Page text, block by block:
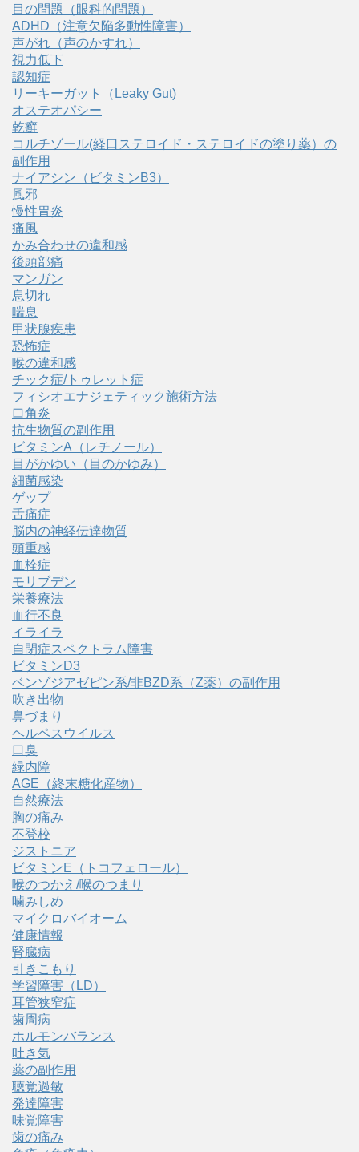
目の問題（眼科的問題）
ADHD（注意欠陥多動性障害）
声がれ（声のかすれ）
視力低下
認知症
リーキーガット（Leaky Gut)
オステオパシー
乾癬
コルチゾール(経口ステロイド・ステロイドの塗り薬）の
副作用
ナイアシン（ビタミンB3）
風邪
慢性胃炎
痛風
かみ合わせの違和感
後頭部痛
マンガン
息切れ
喘息
甲状腺疾患
恐怖症
喉の違和感
チック症/トゥレット症
フィシオエナジェティック施術方法
口角炎
抗生物質の副作用
ビタミンA（レチノール）
目がかゆい（目のかゆみ）
細菌感染
ゲップ
舌痛症
脳内の神経伝達物質
頭重感
血栓症
モリブデン
栄養療法
血行不良
イライラ
自閉症スペクトラム障害
ビタミンD3
ベンゾジアゼピン系/非BZD系（Z薬）の副作用
吹き出物
鼻づまり
ヘルペスウイルス
口臭
緑内障
AGE（終末糖化産物）
自然療法
胸の痛み
不登校
ジストニア
ビタミンE（トコフェロール）
喉のつかえ/喉のつまり
噛みしめ
マイクロバイオーム
健康情報
腎臓病
引きこもり
学習障害（LD）
耳管狭窄症
歯周病
ホルモンバランス
吐き気
薬の副作用
聴覚過敏
発達障害
味覚障害
歯の痛み